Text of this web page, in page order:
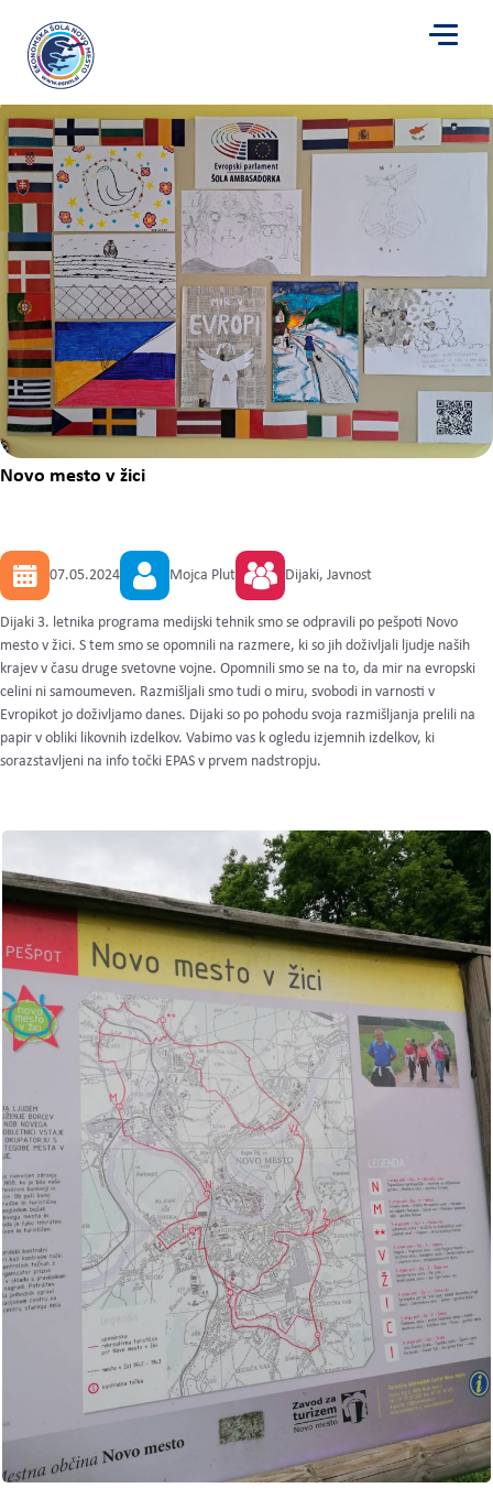
Novo mesto v žici
07.05.2024 Mojca Plut Dijaki, Javnost
Dijaki 3. letnika programa medijski tehnik smo se odpravili po pešpoti Novo
mesto v žici. S tem smo se opomnili na razmere, ki so jih doživljali ljudje naših
krajev v času druge svetovne vojne. Opomnili smo se na to, da mir na evropski
celini ni samoumeven. Razmišljali smo tudi o miru, svobodi in varnosti v
Evropikot jo doživljamo danes. Dijaki so po pohodu svoja razmišljanja prelili na
papir v obliki likovnih izdelkov. Vabimo vas k ogledu izjemnih izdelkov, ki
sorazstavljeni na info točki EPAS v prvem nadstropju.